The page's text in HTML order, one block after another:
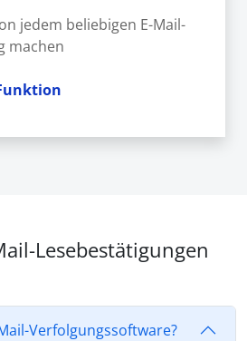
jedem beliebigen E-Mail-
machen
Lesebestätigungen
Verfolgungssoftware?